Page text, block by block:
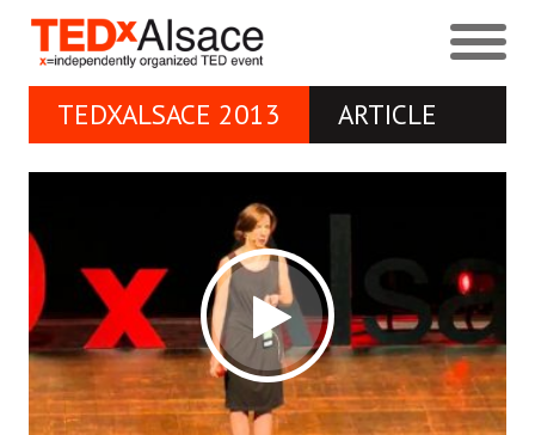
TEDXALSACE 2013 ARTICLE